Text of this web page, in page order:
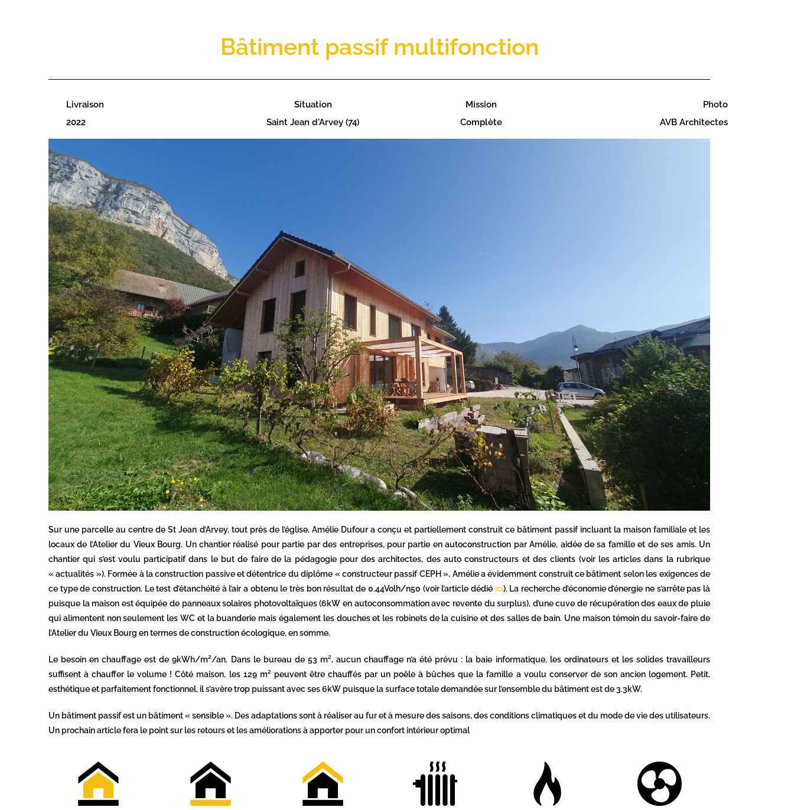
Bâtiment passif multifonction
Livraison
2022
Situation
Saint Jean d'Arvey (74)
Mission
Complète
Photo
AVB Architectes
Sur une parcelle au centre de St Jean d’Arvey, tout près de l’église, Amélie Dufour a conçu et partiellement construit ce bâtiment passif incluant la maison familiale et les
locaux de l’Atelier du Vieux Bourg. Un chantier réalisé pour partie par des entreprises, pour partie en autoconstruction par Amélie, aidée de sa famille et de ses amis. Un
chantier qui s’est voulu participatif dans le but de faire de la pédagogie pour des architectes, des auto constructeurs et des clients (voir les articles dans la rubrique
« actualités »). Formée à la construction passive et détentrice du diplôme « constructeur passif CEPH », Amélie a évidemment construit ce bâtiment selon les exigences de
ce type de construction. Le test d’étanchéité à l’air a obtenu le très bon résultat de 0.44Volh/n50 (voir l’article dédié ici). La recherche d’économie d’énergie ne s’arrête pas là
puisque la maison est équipée de panneaux solaires photovoltaïques (6kW en autoconsommation avec revente du surplus), d’une cuve de récupération des eaux de pluie
qui alimentent non seulement les WC et la buanderie mais également les douches et les robinets de la cuisine et des salles de bain. Une maison témoin du savoir-faire de
l’Atelier du Vieux Bourg en termes de construction écologique, en somme.
Le besoin en chauffage est de 9kWh/m²/an. Dans le bureau de 53 m², aucun chauffage n’a été prévu : la baie informatique, les ordinateurs et les solides travailleurs
suffisent à chauffer le volume ! Côté maison, les 129 m² peuvent être chauffés par un poêle à bûches que la famille a voulu conserver de son ancien logement. Petit,
esthétique et parfaitement fonctionnel, il s’avère trop puissant avec ses 6kW puisque la surface totale demandée sur l’ensemble du bâtiment est de 3.3kW.
Un bâtiment passif est un bâtiment « sensible ». Des adaptations sont à réaliser au fur et à mesure des saisons, des conditions climatiques et du mode de vie des utilisateurs.
Un prochain article fera le point sur les retours et les améliorations à apporter pour un confort intérieur optimal